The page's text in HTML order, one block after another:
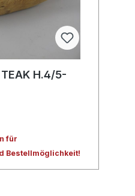
H.4/5-
für
Bestellmöglichkeit!